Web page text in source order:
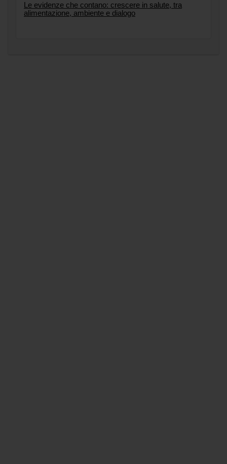
Le evidenze che contano: crescere in salute, tra
alimentazione, ambiente e dialogo